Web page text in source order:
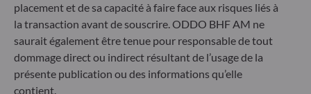
Düsseldorf
ODDO BHF Asset Management LUX
6, rue Gabriel Lippmann
L-5365 Munsbach
placement et de sa capacité à faire face aux risques liés à
la transaction avant de souscrire. ODDO BHF AM ne
saurait également être tenue pour responsable de tout
dommage direct ou indirect résultant de l’usage de la
présente publication ou des informations qu’elle
contient.